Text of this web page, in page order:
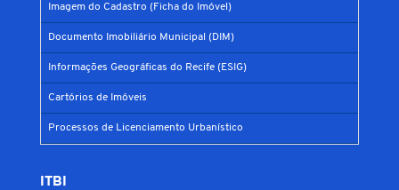
Imagem do Cadastro (Ficha do Imóvel)
Documento Imobiliário Municipal (DIM)
Informações Geográficas do Recife (ESIG)
Cartórios de Imóveis
Processos de Licenciamento Urbanístico
ITBI